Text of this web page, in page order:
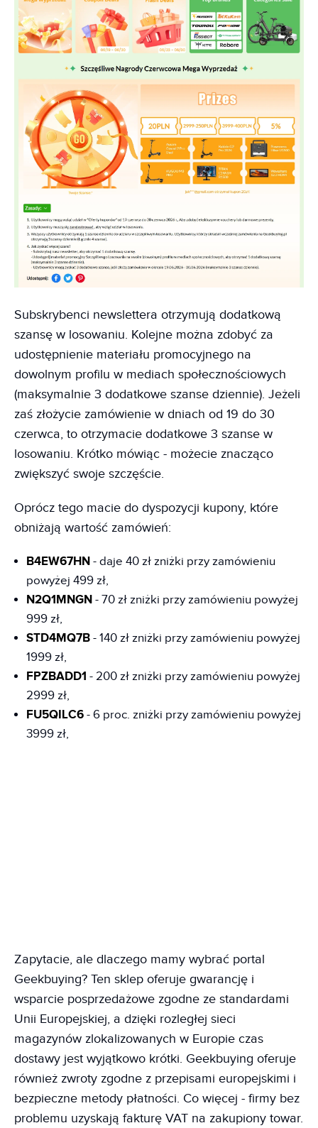
Subskrybenci newslettera otrzymują dodatkową
szansę w losowaniu. Kolejne można zdobyć za
udostępnienie materiału promocyjnego na
dowolnym profilu w mediach społecznościowych
(maksymalnie 3 dodatkowe szanse dziennie). Jeżeli
zaś złożycie zamówienie w dniach od 19 do 30
czerwca, to otrzymacie dodatkowe 3 szanse w
losowaniu. Krótko mówiąc - możecie znacząco
zwiększyć swoje szczęście.
Oprócz tego macie do dyspozycji kupony, które
obniżają wartość zamówień:
B4EW67HN - daje 40 zł zniżki przy zamówieniu
powyżej 499 zł,
N2Q1MNGN - 70 zł zniżki przy zamówieniu powyżej
999 zł,
STD4MQ7B - 140 zł zniżki przy zamówieniu powyżej
1999 zł,
FPZBADD1 - 200 zł zniżki przy zamówieniu powyżej
2999 zł,
FU5QILC6 - 6 proc. zniżki przy zamówieniu powyżej
3999 zł,
Zapytacie, ale dlaczego mamy wybrać portal
Geekbuying? Ten sklep oferuje gwarancję i
wsparcie posprzedażowe zgodne ze standardami
Unii Europejskiej, a dzięki rozległej sieci
magazynów zlokalizowanych w Europie czas
dostawy jest wyjątkowo krótki. Geekbuying oferuje
również zwroty zgodne z przepisami europejskimi i
bezpieczne metody płatności. Co więcej - firmy bez
problemu uzyskają fakturę VAT na zakupiony towar.